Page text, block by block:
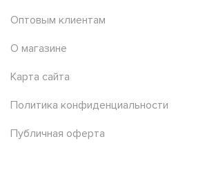
Оптовым клиентам
О магазине
Карта сайта
Политика конфиденциальности
Публичная оферта